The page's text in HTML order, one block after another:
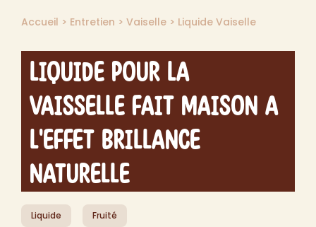
Accueil > Entretien > Vaiselle > Liquide Vaiselle
Liquide pour la
vaisselle fait maison a
l'effet brillance
naturelle
Liquide Fruité